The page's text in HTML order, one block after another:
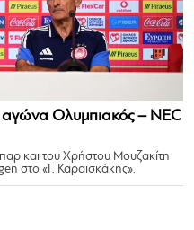
αγώνα Ολυμπιακός – NEC
και του Χρήστου Μουζακίτη
στο «Γ. Καραϊσκάκης».